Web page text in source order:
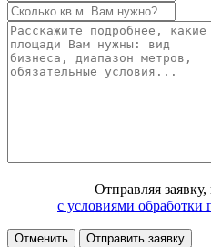
Отправляя
с условиями обработки
Отменить Отправить заявку